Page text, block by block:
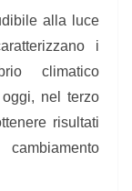
alla luce
i
climatico
nel terzo
risultati